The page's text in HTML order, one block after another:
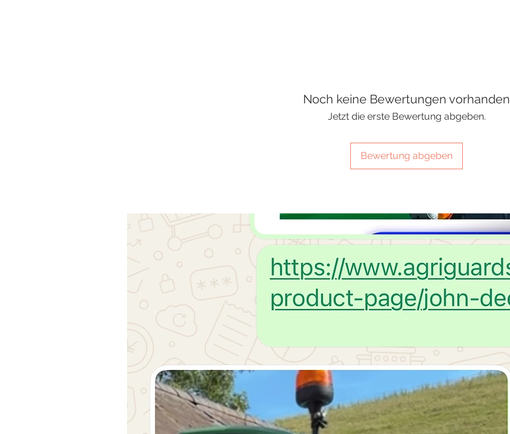
Noch keine Bewertungen vorhanden
Jetzt die erste Bewertung abgeben.
Bewertung abgeben